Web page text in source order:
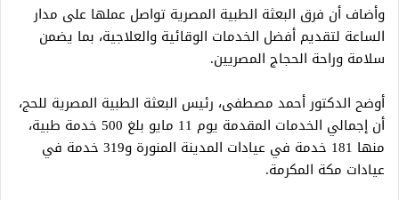
وأضاف أن فرق البعثة الطبية المصرية تواصل عملها على مدار
الساعة لتقديم أفضل الخدمات الوقائية والعلاجية، بما يضمن
سلامة وراحة الحجاج المصريين.
أوضح الدكتور أحمد مصطفى، رئيس البعثة الطبية المصرية للحج،
أن إجمالي الخدمات المقدمة يوم 11 مايو بلغ 500 خدمة طبية،
منها 181 خدمة في عيادات المدينة المنورة و319 خدمة في
عيادات مكة المكرمة.